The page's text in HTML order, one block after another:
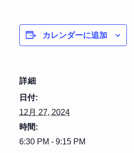
カレンダーに追加
詳細
日付:
12月 27, 2024
時間:
6:30 PM - 9:15 PM